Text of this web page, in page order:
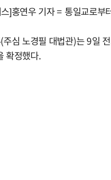
]홍연우 기자 = 통일교로
주심 노경필 대법관)는 9일
확정했다.